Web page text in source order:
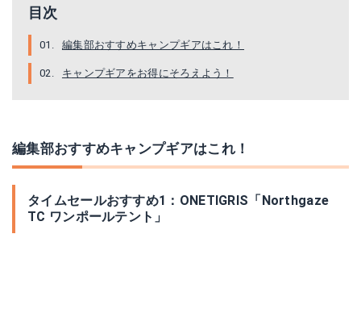
目次
編集部おすすめキャンプギアはこれ！
キャンプギアをお得にそろえよう！
編集部おすすめキャンプギアはこれ！
タイムセールおすすめ1：ONETIGRIS「Northgaze
TC ワンポールテント」